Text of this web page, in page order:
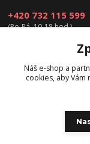
+420 732 115 599
(Po-Pá, 10-18 hod.)
Náš e-shop a
cookies, aby Vám